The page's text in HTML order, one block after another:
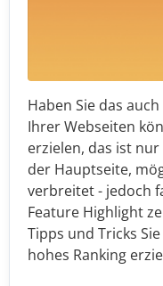
Haben Sie das
Ihrer Webseiten
erzielen, das ist
der Hauptseite,
verbreitet - jedoch
Feature Highlight
Tipps und Tricks
hohes Ranking